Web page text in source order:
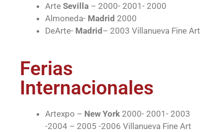
Arte Sevilla – 2000- 2001- 2000
Almoneda- Madrid 2000
DeArte- Madrid– 2003 Villanueva Fine Art
Ferias
Internacionales
Artexpo – New York 2000- 2001- 2003
-2004 – 2005 -2006 Villanueva Fine Art